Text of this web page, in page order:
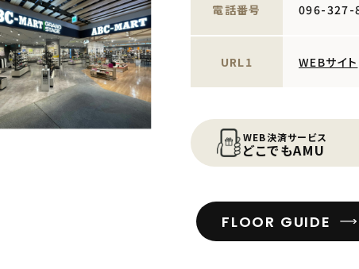
電話番号 096-327-
URL1 WEBサイト
WEB決済サービス
どこでもAMU
FLOOR GUIDE